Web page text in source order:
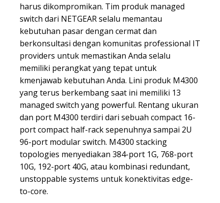
harus dikompromikan. Tim produk managed
switch dari NETGEAR selalu memantau
kebutuhan pasar dengan cermat dan
berkonsultasi dengan komunitas professional IT
providers untuk memastikan Anda selalu
memiliki perangkat yang tepat untuk
kmenjawab kebutuhan Anda. Lini produk M4300
yang terus berkembang saat ini memiliki 13
managed switch yang powerful. Rentang ukuran
dan port M4300 terdiri dari sebuah compact 16-
port compact half-rack sepenuhnya sampai 2U
96-port modular switch. M4300 stacking
topologies menyediakan 384-port 1G, 768-port
10G, 192-port 40G, atau kombinasi redundant,
unstoppable systems untuk konektivitas edge-
to-core.